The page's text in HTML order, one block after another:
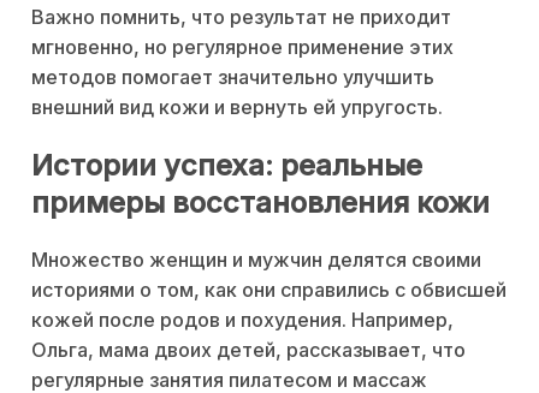
Важно помнить, что результат не приходит
мгновенно, но регулярное применение этих
методов помогает значительно улучшить
внешний вид кожи и вернуть ей упругость.
Истории успеха: реальные
примеры восстановления кожи
Множество женщин и мужчин делятся своими
историями о том, как они справились с обвисшей
кожей после родов и похудения. Например,
Ольга, мама двоих детей, рассказывает, что
регулярные занятия пилатесом и массаж